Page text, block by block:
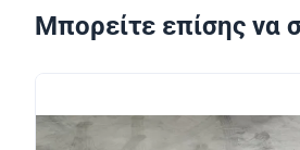
Μπορείτε επίσης να